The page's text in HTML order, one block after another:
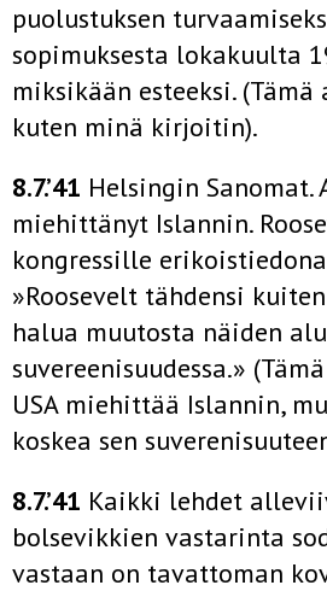
puolustuksen
sopimuksesta lokakuulta
miksikään esteeksi.
kuten minä kirjoitin).
8.7.’41 Helsingin Sanomat.
miehittänyt Islannin.
kongressille
»Roosevelt tähdensi
halua muutosta näiden
suvereenisuudessa.»
USA miehittää Islannin,
koskea sen
8.7.’41 Kaikki lehdet
bolsevikkien vastarinta
vastaan on tavattoman